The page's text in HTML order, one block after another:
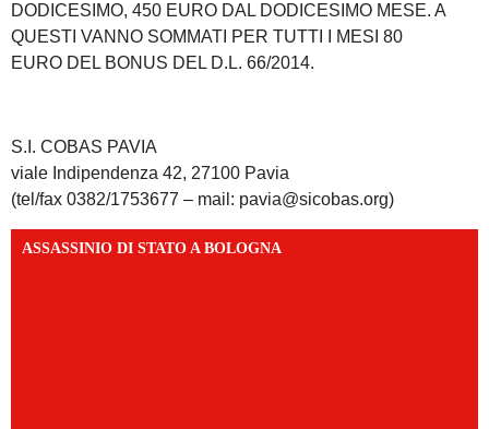
DODICESIMO, 450 EURO DAL DODICESIMO MESE. A
QUESTI VANNO SOMMATI PER TUTTI I MESI 80
EURO DEL BONUS DEL D.L. 66/2014.
S.I. COBAS PAVIA
viale Indipendenza 42, 27100 Pavia
(tel/fax 0382/1753677 – mail: pavia@sicobas.org)
ASSASSINIO DI STATO A BOLOGNA